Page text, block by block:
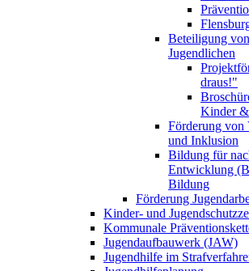
Beteiligung
Jugendlichen
draus!"
Kinder &
Förderung von
und Inklusion
Bildung für
Entwicklung
Bildung
Förderung
Kinder- und
Kommunale
Jugendaufbauwerk (JAW)
Jugendhilfe im